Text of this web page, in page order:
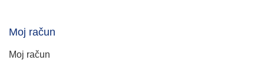
Moj račun
Moj račun